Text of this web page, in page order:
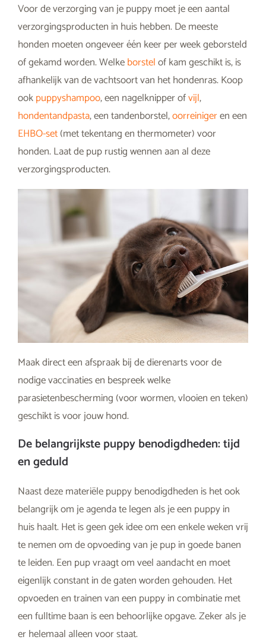
Voor de verzorging van je puppy moet je een aantal
verzorgingsproducten in huis hebben. De meeste
honden moeten ongeveer één keer per week geborsteld
of gekamd worden. Welkeborstelof kam geschikt is, is
afhankelijk van de vachtsoort van het hondenras. Koop
ookpuppyshampoo, een nagelknipper ofvijl,
hondentandpasta, een tandenborstel,oorreinigeren een
EHBO-set(met tekentang en thermometer) voor
honden. Laat de pup rustig wennen aan al deze
verzorgingsproducten.
Maak direct een afspraak bij de dierenarts voor de
nodige vaccinaties en bespreek welke
parasietenbescherming (voor wormen, vlooien en teken)
geschikt is voor jouw hond.
De belangrijkste puppy benodigdheden: tijd
en geduld
Naast deze materiële puppy benodigdheden is het ook
belangrijk om je agenda te legen als je een puppy in
huis haalt. Het is geen gek idee om een enkele weken vrij
te nemen om de opvoeding van je pup in goede banen
te leiden. Een pup vraagt om veel aandacht en moet
eigenlijk constant in de gaten worden gehouden. Het
opvoeden en trainen van een puppy in combinatie met
een fulltime baan is een behoorlijke opgave. Zeker als je
er helemaal alleen voor staat.